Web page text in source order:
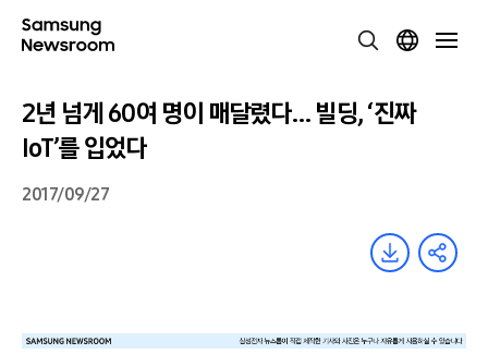
2년 넘게 60여 명이 매달렸다… 빌딩, ‘진짜
IoT’를 입었다
2017/09/27